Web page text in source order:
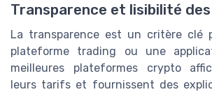
Transparence et lisibilité
La transparence est un critère clé
plateforme trading ou une
meilleures plateformes crypto
leurs tarifs et fournissent des